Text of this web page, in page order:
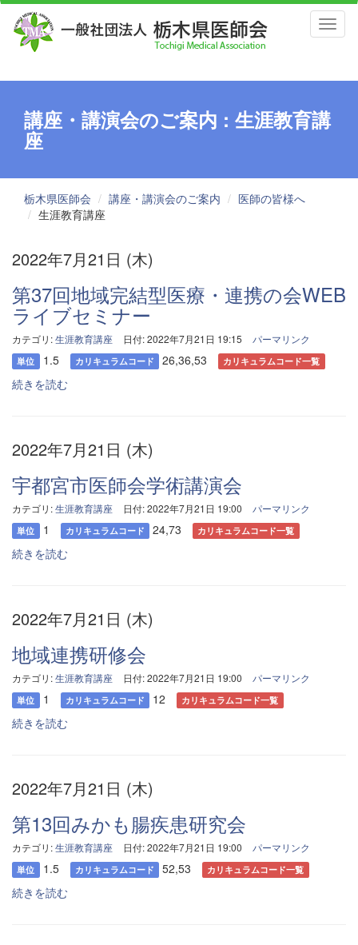
講座・講演会のご案内 : 生涯教育講
座
栃木県医師会 講座・講演会のご案内
医師の皆様へ
生涯教育講座
2022年7月21日 (木)
第37回地域完結型医療・連携の会WEB
ライブセミナー
カテゴリ:生涯教育講座 日付: 2022年7月21日 19:15 パーマリンク
単位 1.5 カリキュラムコード 26,36,53 カリキュラムコード一覧
続きを読む
2022年7月21日 (木)
宇都宮市医師会学術講演会
カテゴリ:生涯教育講座 日付: 2022年7月21日 19:00 パーマリンク
単位 1 カリキュラムコード 24,73 カリキュラムコード一覧
続きを読む
2022年7月21日 (木)
地域連携研修会
カテゴリ:生涯教育講座 日付: 2022年7月21日 19:00 パーマリンク
単位 1 カリキュラムコード 12 カリキュラムコード一覧
続きを読む
2022年7月21日 (木)
第13回みかも腸疾患研究会
カテゴリ:生涯教育講座 日付: 2022年7月21日 19:00 パーマリンク
単位 1.5 カリキュラムコード 52,53 カリキュラムコード一覧
続きを読む